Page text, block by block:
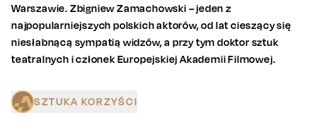
Warszawie. Zbigniew Zamachowski – jeden z
najpopularniejszych polskich aktorów, od lat cieszący się
niesłabnącą sympatią widzów, a przy tym doktor sztuk
teatralnych i członek Europejskiej Akademii Filmowej.
SZTUKA KORZYŚCI